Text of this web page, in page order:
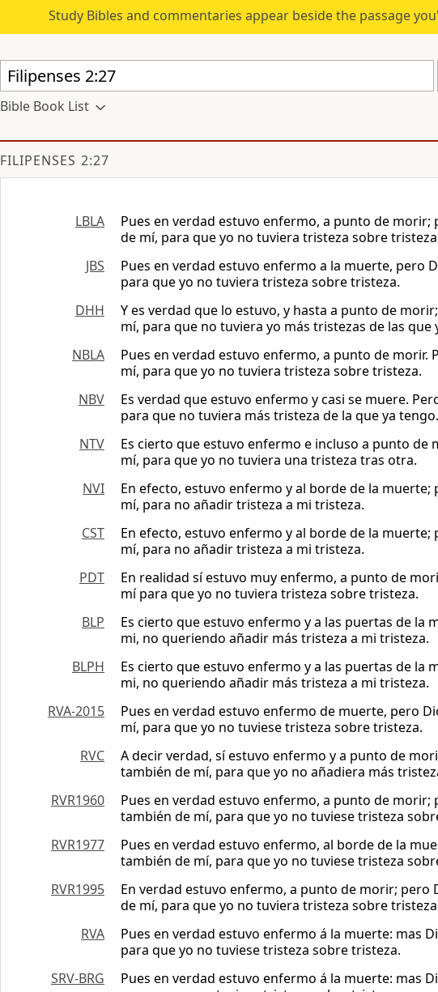
Study Bibles and commentaries appear beside the passage
Bible Book List
FILIPENSES 2:27
LBLA
Pues en verdad estuvo enfermo, a punto de
de mí, para que yo no tuviera tristeza sobre
JBS
Pues en verdad estuvo enfermo a la muerte, pero
para que yo no tuviera tristeza sobre tristeza.
DHH
Y es verdad que lo estuvo, y hasta a punto de
mí, para que no tuviera yo más tristezas de las que
NBLA
Pues en verdad estuvo enfermo, a punto de
mí, para que yo no tuviera tristeza sobre tristeza.
NBV
Es verdad que estuvo enfermo y casi se muere.
para que no tuviera más tristeza de la que ya tengo.
NTV
Es cierto que estuvo enfermo e incluso a punto
mí, para que yo no tuviera una tristeza tras otra.
NVI
En efecto, estuvo enfermo y al borde de la
mí, para no añadir tristeza a mi tristeza.
CST
En efecto, estuvo enfermo y al borde de la
mí, para no añadir tristeza a mi tristeza.
PDT
En realidad sí estuvo muy enfermo, a punto de
mí para que yo no tuviera tristeza sobre tristeza.
BLP
Es cierto que estuvo enfermo y a las puertas de la
mi, no queriendo añadir más tristeza a mi tristeza.
BLPH
Es cierto que estuvo enfermo y a las puertas de la
mi, no queriendo añadir más tristeza a mi tristeza.
RVA-2015
Pues en verdad estuvo enfermo de muerte, pero
mí, para que yo no tuviese tristeza sobre tristeza.
RVC
A decir verdad, sí estuvo enfermo y a punto de
también de mí, para que yo no añadiera más
RVR1960
Pues en verdad estuvo enfermo, a punto de
también de mí, para que yo no tuviese tristeza
RVR1977
Pues en verdad estuvo enfermo, al borde de la
también de mí, para que yo no tuviese tristeza
RVR1995
En verdad estuvo enfermo, a punto de morir; pero
de mí, para que yo no tuviera tristeza sobre
RVA
Pues en verdad estuvo enfermo á la muerte: mas
para que yo no tuviese tristeza sobre tristeza.
SRV-BRG
Pues en verdad estuvo enfermo á la muerte: mas